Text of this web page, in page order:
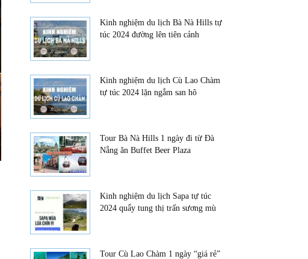
Kinh nghiệm du lịch Bà Nà Hills tự
túc 2024 đường lên tiên cảnh
Kinh nghiệm du lịch Cù Lao Chàm
tự túc 2024 lặn ngắm san hô
Tour Bà Nà Hills 1 ngày đi từ Đà
Nẵng ăn Buffet Beer Plaza
Kinh nghiệm du lịch Sapa tự túc
2024 quẩy tung thị trấn sương mù
Tour Cù Lao Chàm 1 ngày “giá rẻ”